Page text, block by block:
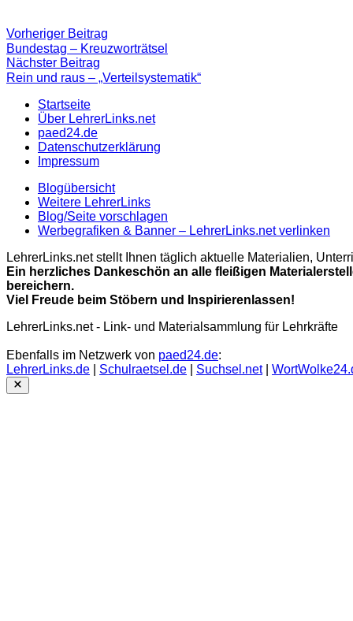
Beitragsnavigation
Vorheriger Beitrag
Beitrag:
Bundestag – Kreuzworträtsel
Nächster Beitrag
Beitrag
Rein und raus – „Verteilsystematik“
Startseite
Über LehrerLinks.net
paed24.de
Datenschutzerklärung
Impressum
Blogübersicht
Weitere LehrerLinks
Blog/Seite vorschlagen
Werbegrafiken & Banner – LehrerLinks.net verlinken
LehrerLinks.net stellt Ihnen täglich aktuelle Materialien,
Ein herzliches Dankeschön an alle fleißigen
bereichern.
Viel Freude beim Stöbern und Inspirierenlassen!
LehrerLinks.net - Link- und Materialsammlung für Lehrkräfte
Ebenfalls im Netzwerk von paed24.de:
LehrerLinks.de
Schulraetsel.de Suchsel.net|
Close